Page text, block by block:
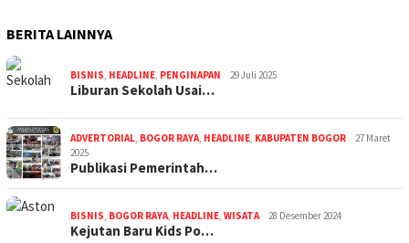
BERITA LAINNYA
BISNIS, HEADLINE, PENGINAPAN 29 Juli 2025
Liburan Sekolah Usai…
ADVERTORIAL, BOGOR RAYA, HEADLINE, KABUPATEN BOGOR
27 Maret
2025
Publikasi Pemerintah…
BISNIS, BOGOR RAYA, HEADLINE, WISATA 28 Desember 2024
Kejutan Baru Kids Po…